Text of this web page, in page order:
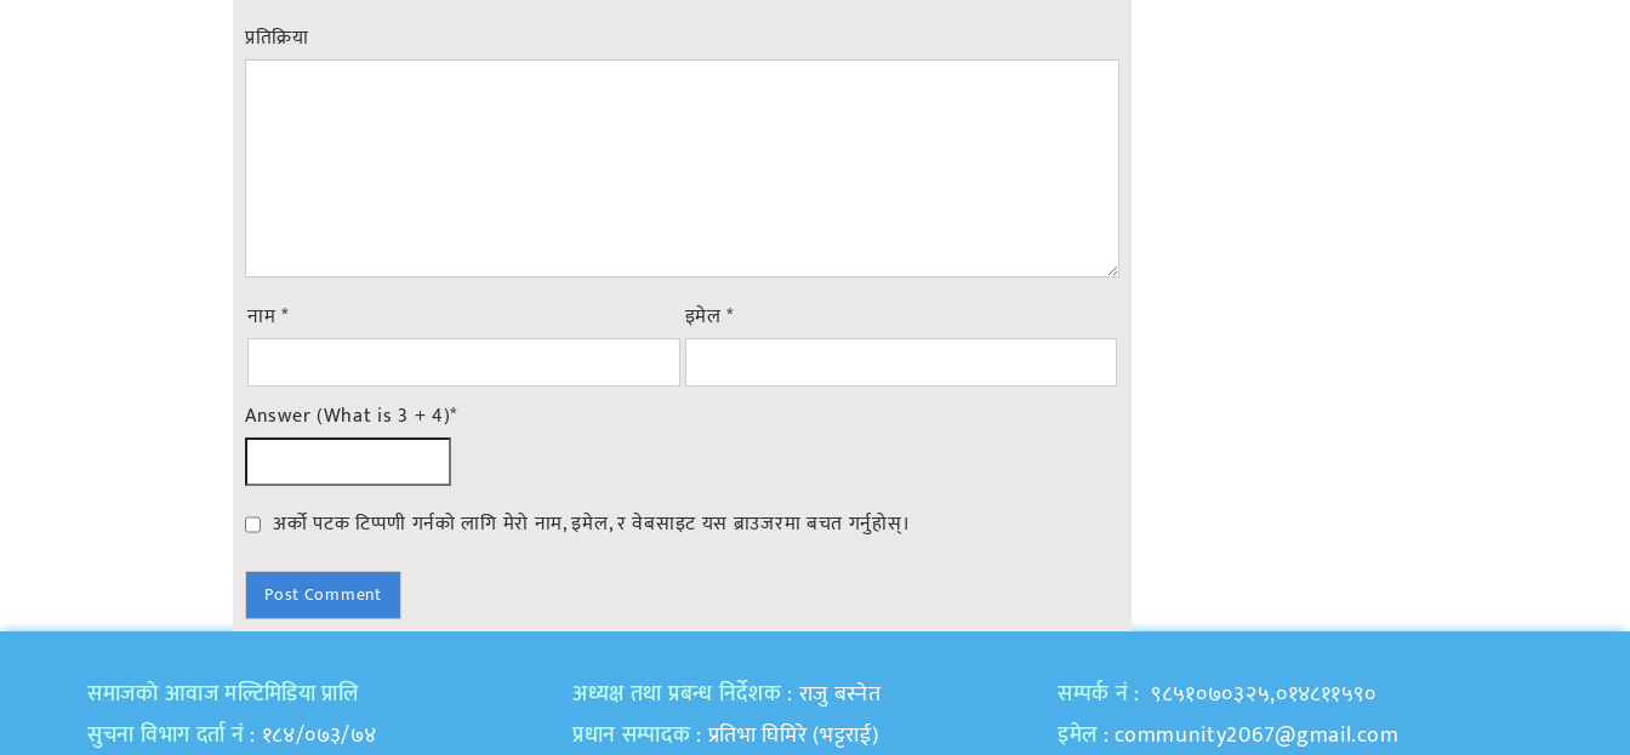
प्रतिक्रिया
नाम* इमेल*
Answer (What is 3 + 4)*
अर्को पटक टिप्पणी गर्नको लागि मेरो नाम, इमेल, र वेबसाइट यस ब्राउजरमा बचत गर्नुहोस्।
समाजकाे आवाज मल्टिमिडिया प्रालि
सुचना विभाग दर्ता नं : १८४/०७३/७४
अध्यक्ष तथा प्रबन्ध निर्देशक : राजु बस्नेत
प्रधान सम्पादक : प्रतिभा घिमिरे (भट्टराई)
सम्पर्क नं : ९८५१०७०३२५,०१४८११५९०
इमेल :community2067@gmail.com